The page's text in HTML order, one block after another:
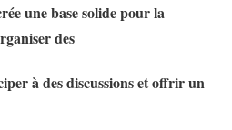
une base solide pour la
des
à des discussions et offrir un